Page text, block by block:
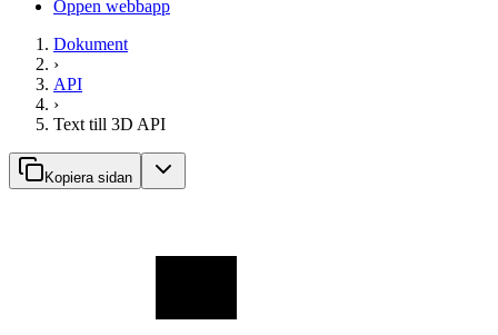
Öppen webbapp
Dokument
›
API
›
Text till 3D API
Kopiera sidan